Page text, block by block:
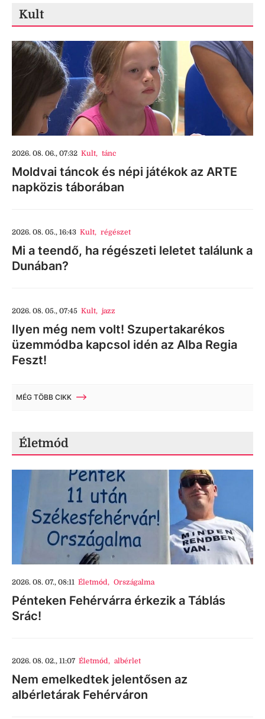
Kult
2026. 08. 06., 07:32 Kult, tánc
Moldvai táncok és népi játékok az ARTE
napközis táborában
2026. 08. 05., 16:43 Kult, régészet
Mi a teendő, ha régészeti leletet találunk a
Dunában?
2026. 08. 05., 07:45 Kult, jazz
Ilyen még nem volt! Szupertakarékos
üzemmódba kapcsol idén az Alba Regia
Feszt!
MÉG TÖBB CIKK
Életmód
2026. 08. 07., 08:11 Életmód, Országalma
Pénteken Fehérvárra érkezik a Táblás
Srác!
2026. 08. 02., 11:07 Életmód, albérlet
Nem emelkedtek jelentősen az
albérletárak Fehérváron